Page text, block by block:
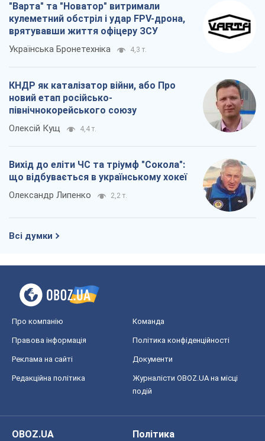
"Варта" та "Новатор" витримали
кулеметний обстріл і удар FPV-дрона,
врятувавши життя офіцеру ЗСУ
Українська Бронетехніка 4,3 т.
КНДР як каталізатор війни, або Про
новий етап російсько-
північнокорейського союзу
Олексій Кущ 4,4 т.
Вихід до еліти ЧС та тріумф "Сокола":
що відбувається в українському хокеї
Олександр Липенко 2,2 т.
Всі думки
Про компанію Команда
Правова інформація Політика конфіденційності
Реклама на сайті Документи
Редакційна політика
Журналісти OBOZ.UA на місці
подій
OBOZ.UA
Політика